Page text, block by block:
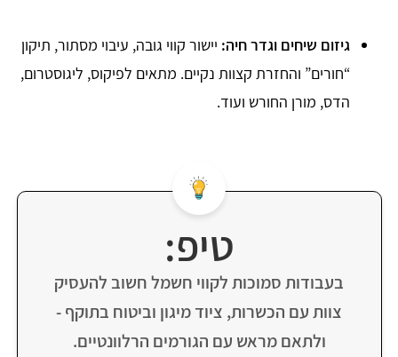
גיזום שיחים וגדר חיה: יישור קווי גובה, עיבוי מסתור, תיקון
“חורים” והחזרת קצוות נקיים. מתאים לפיקוס, ליגוסטרום,
הדס, מורן החורש ועוד.
טיפ:
בעבודות סמוכות לקווי חשמל חשוב להעסיק
צוות עם הכשרות, ציוד מיגון וביטוח בתוקף -
ולתאם מראש עם הגורמים הרלוונטיים.